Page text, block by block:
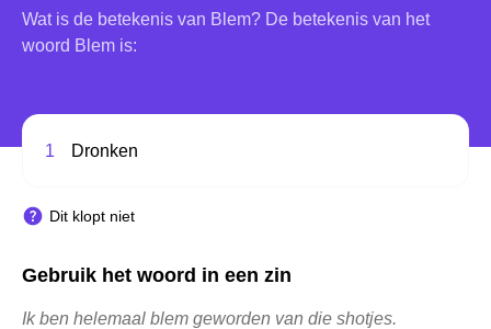
Wat is de betekenis van Blem? De betekenis van het
woord Blem is:
1 Dronken
Dit klopt niet
Gebruik het woord in een zin
Ik ben helemaal blem geworden van die shotjes.